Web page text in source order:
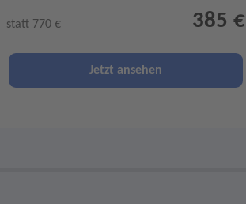
statt 770 € 385 €
Jetzt ansehen